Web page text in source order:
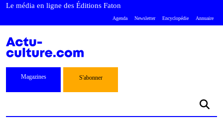
Le média en ligne des Éditions Faton
Agenda Newsletter Encyclopédie Annuaire
Magazines S'abonner